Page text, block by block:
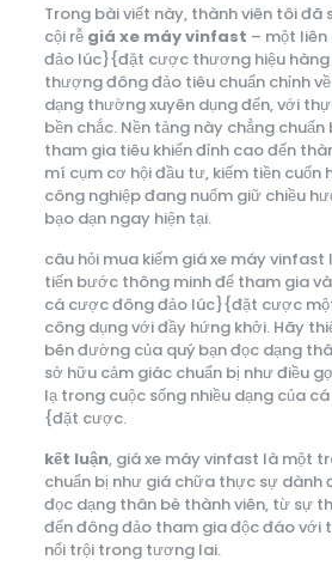
Trong bài viết này, thành viên tôi đã
cội rễ giá xe máy vinfast – một
đảo lúc}{đặt cược thương hiệu
thượng đông đảo tiêu chuẩn chỉnh
dạng thường xuyên dụng đến, với
bền chắc. Nền tảng này chẳng chuẩn
tham gia tiêu khiển đỉnh cao đến
mí cụm cơ hội đầu tư, kiếm tiền
công nghiệp đang nuốm giữ chiều
bạo dạn ngay hiện tại.
câu hỏi mua kiếm giá xe máy
tiến bước thông minh để tham gia
cá cược đông đảo lúc}{đặt cược
công dụng với đầy hứng khởi. Hãy
bên đường của quý bạn đọc dạng
sở hữu cảm giác chuẩn bị như điều
lạ trong cuộc sống nhiều dạng của
{đặt cược.
kết luận, giá xe máy vinfast là một
chuẩn bị như giá chữa thực sự dành
đọc dạng thân bè thành viên, từ sự
đến đông đảo tham gia độc đáo
nổi trội trong tương lai.